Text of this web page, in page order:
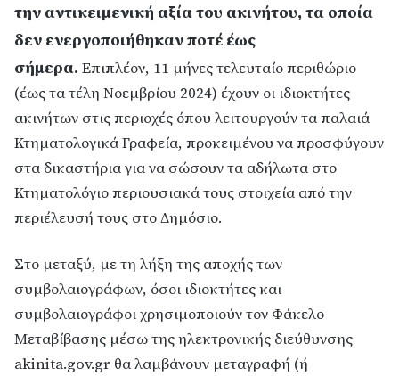
την αντικειμενική αξία του ακινήτου, τα οποία
δεν ενεργοποιήθηκαν ποτέ έως
σήμερα. Επιπλέον, 11 μήνες τελευταίο περιθώριο
(έως τα τέλη Νοεμβρίου 2024) έχουν οι ιδιοκτήτες
ακινήτων στις περιοχές όπου λειτουργούν τα παλαιά
Κτηματολογικά Γραφεία, προκειμένου να προσφύγουν
στα δικαστήρια για να σώσουν τα αδήλωτα στο
Κτηματολόγιο περιουσιακά τους στοιχεία από την
περιέλευσή τους στο Δημόσιο.
Στο μεταξύ, με τη λήξη της αποχής των
συμβολαιογράφων, όσοι ιδιοκτήτες και
συμβολαιογράφοι χρησιμοποιούν τον Φάκελο
Μεταβίβασης μέσω της ηλεκτρονικής διεύθυνσης
akinita.gov.gr θα λαμβάνουν μεταγραφή (ή